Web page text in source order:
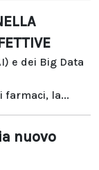
e dei Big Data
farmaci, la...
nuovo